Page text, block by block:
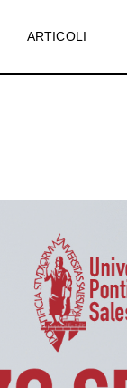
ARTICOLI